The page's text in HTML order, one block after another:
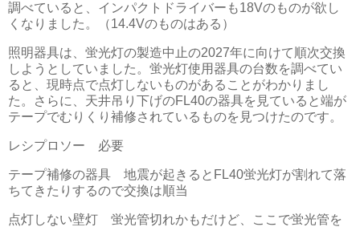
調べていると、インパクトドライバーも18Vのものが欲し
くなりました。（14.4Vのものはある）
照明器具は、蛍光灯の製造中止の2027年に向けて順次交換
しようとしていました。蛍光灯使用器具の台数を調べてい
ると、現時点で点灯しないものがあることがわかりまし
た。さらに、天井吊り下げのFL40の器具を見ていると端が
テープでむりくり補修されているものを見つけたのです。
レシプロソー 必要
テープ補修の器具 地震が起きるとFL40蛍光灯が割れて落
ちてきたりするので交換は順当
点灯しない壁灯 蛍光管切れかもだけど、ここで蛍光管を